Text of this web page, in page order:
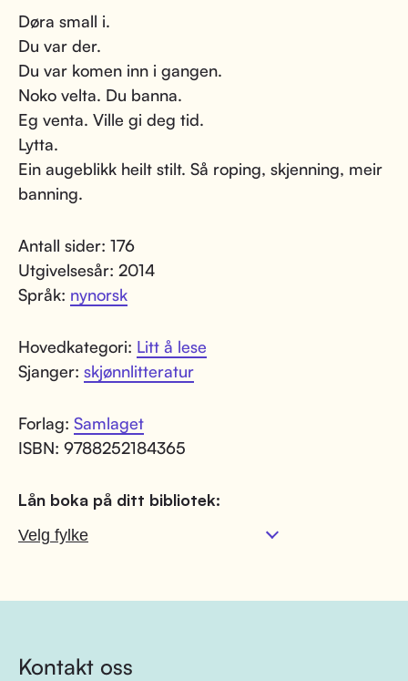
Døra small i.
Du var der.
Du var komen inn i gangen.
Noko velta. Du banna.
Eg venta. Ville gi deg tid.
Lytta.
Ein augeblikk heilt stilt. Så roping, skjenning, meir
banning.
Antall sider: 176
Utgivelsesår: 2014
Språk: nynorsk
Hovedkategori: Litt å lese
Sjanger: skjønnlitteratur
Forlag: Samlaget
ISBN: 9788252184365
Lån boka på ditt bibliotek:
Kontakt oss